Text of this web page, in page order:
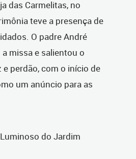
das Carmelitas, no
teve a presença de
O padre André
missa e salientou o
e perdão, com o início de
um anúncio para as
do Jardim